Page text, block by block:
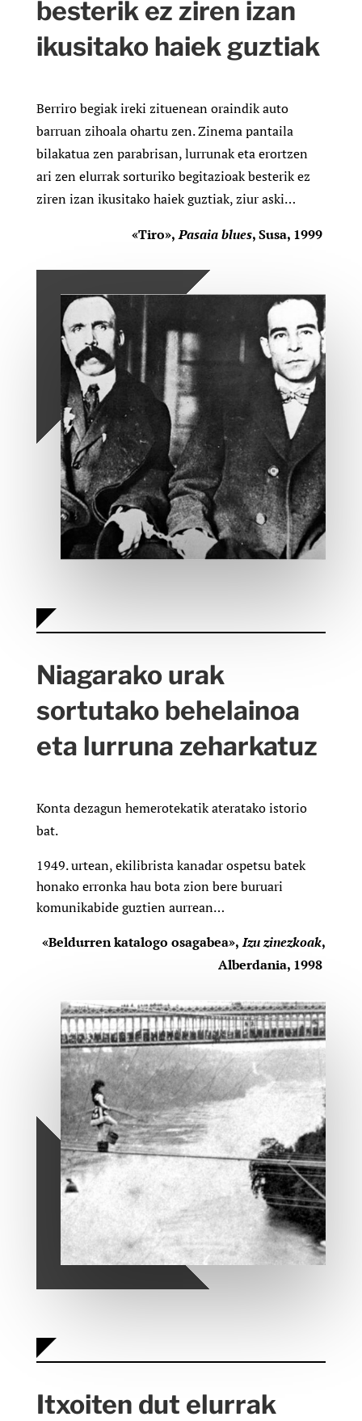
besterik ez ziren izan
ikusitako haiek guztiak
Berriro begiak ireki zituenean oraindik auto
barruan zihoala ohartu zen. Zinema pantaila
bilakatua zen parabrisan, lurrunak eta erortzen
ari zen elurrak sorturiko begitazioak besterik ez
ziren izan ikusitako haiek guztiak, ziur aski…
«Tiro»,Pasaia blues, Susa, 1999
Niagarako urak
sortutako behelainoa
eta lurruna zeharkatuz
Konta dezagun hemerotekatik ateratako istorio
bat.
urtean, ekilibrista kanadar ospetsu batek
honako erronka hau bota zion bere buruari
komunikabide guztien aurrean…
«Beldurren katalogo osagabea»,Izu zinezkoak,
Alberdania, 1998
Itxoiten dut elurrak